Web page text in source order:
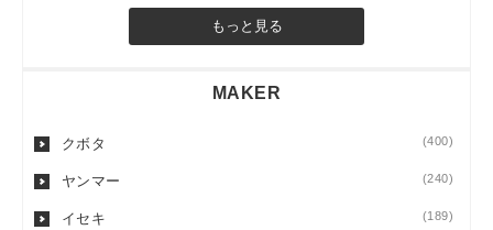
もっと見る
MAKER
クボタ (400)
ヤンマー (240)
イセキ (189)